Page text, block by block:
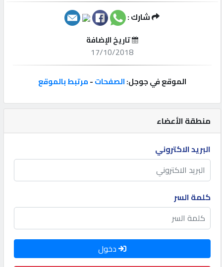
إعلانات
المنتدى
كيو
مزاد
كيو
نمبر
كيو
منطقة الأعضاء
البريد الاكتروني
كلمة السر
دخول
شارك :
تاريخ الإضافة
17/10/2018
الموقع في جوجل:الصفحات-مرتبط بالموقع